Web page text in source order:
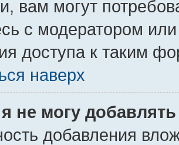
вам могут
с модератором
доступа к таким
наверх
не могу
добавления